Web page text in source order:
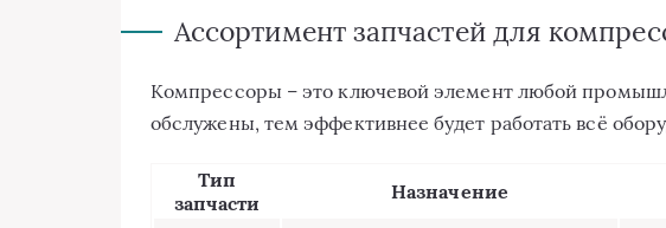
Ассортимент запчастей для
Компрессоры – это ключевой элемент любой
обслужены, тем эффективнее будет работать всё
Тип
запчасти
Назначение